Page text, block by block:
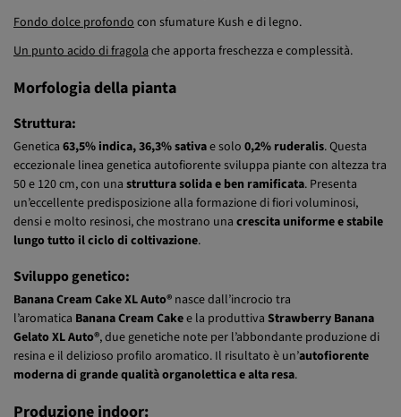
Struttura:
Genetica63,5% indica,36,3% sativae solo0,2% ruderalis. Questa
eccezionale linea genetica autofiorente sviluppa piante con altezza tra
50 e 120 cm, con unastruttura solida e ben ramificata. Presenta
un’eccellente predisposizione alla formazione di fiori voluminosi,
densi e molto resinosi, che mostrano una
Sviluppo genetico:
Banana Cream Cake XL Auto®nasce dall’incrocio tra
l’aromaticaBanana Cream Cake e la produttivaStrawberry Banana
Gelato XL Auto®, due genetiche note per l’abbondante produzione di
resina e il delizioso profilo aromatico. Il risultato è un’